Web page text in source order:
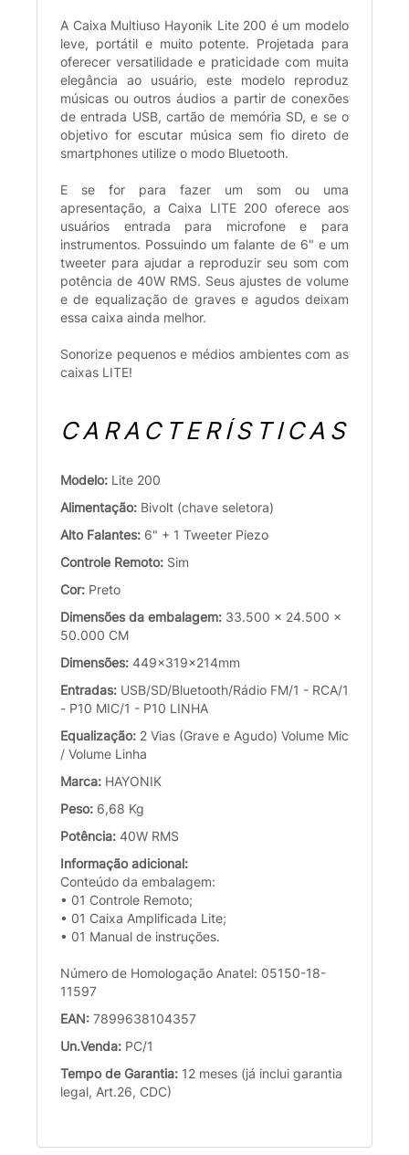
A Caixa Multiuso Hayonik Lite 200 é um modelo
leve, portátil e muito potente. Projetada para
oferecer versatilidade e praticidade com muita
elegância ao usuário, este modelo reproduz
músicas ou outros áudios a partir de conexões
de entrada USB, cartão de memória SD, e se o
objetivo for escutar música sem fio direto de
smartphones utilize o modo Bluetooth.
E se for para fazer um som ou uma
apresentação, a Caixa LITE 200 oferece aos
usuários entrada para microfone e para
instrumentos. Possuindo um falante de 6" e um
tweeter para ajudar a reproduzir seu som com
potência de 40W RMS. Seus ajustes de volume
e de equalização de graves e agudos deixam
essa caixa ainda melhor.
Sonorize pequenos e médios ambientes com as
caixas LITE!
CARACTERÍSTICAS
Modelo: Lite 200
Alimentação: Bivolt (chave seletora)
Alto Falantes: 6" + 1 Tweeter Piezo
Controle Remoto: Sim
Cor: Preto
Dimensões da embalagem: 33.500 x 24.500 x
50.000 CM
Dimensões: 449x319x214mm
Entradas: USB/SD/Bluetooth/Rádio FM/1 - RCA/1
- P10 MIC/1 - P10 LINHA
Equalização: 2 Vias (Grave e Agudo) Volume Mic
/ Volume Linha
Marca: HAYONIK
Peso: 6,68 Kg
Potência: 40W RMS
Informação adicional:
Conteúdo da embalagem:
• 01 Controle Remoto;
• 01 Caixa Amplificada Lite;
• 01 Manual de instruções.
Número de Homologação Anatel: 05150-18-
11597
EAN: 7899638104357
Un.Venda: PC/1
Tempo de Garantia: 12 meses (já inclui garantia
legal, Art.26, CDC)